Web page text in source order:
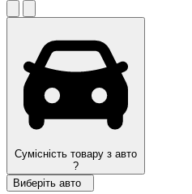
Сумісність товару з авто
?
Виберіть авто